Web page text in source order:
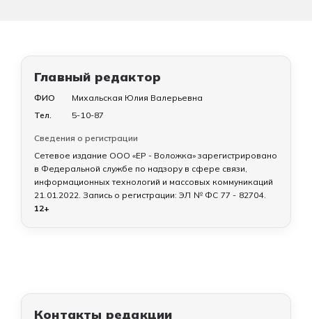
Главный редактор
ФИО
Михальская Юлия Валерьевна
Тел.
5-10-87
Сведения о регистрации
Сетевое издание ООО «ЕР - Воложка» зарегистрировано
в Федеральной службе по надзору в сфере связи,
информационных технологий и массовых коммуникаций
21.01.2022. Запись о регистрации: ЭЛ № ФС 77 - 82704.
12+
Контакты редакции